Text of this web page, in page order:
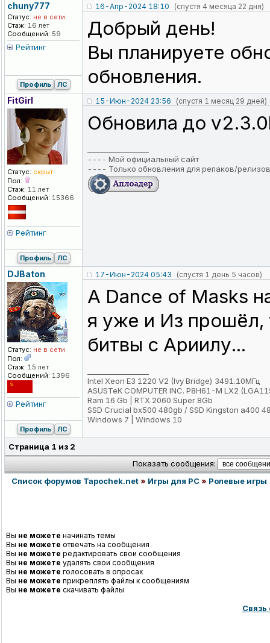
chuny777
Статус: не в сети
Стаж: 16 лет
Сообщений: 59
Рейтинг
16-Апр-2024 18:10 (спустя 4 месяца 22 дня)
Добрый день!
Вы планируете
обновления.
Профиль ЛС
FitGirl
Статус: скрыт
Пол:
Стаж: 11 лет
Сообщений: 15366
Рейтинг
15-Июн-2024 23:56 (спустя 1 месяц 29 дней)
Обновила до
---- Мой официальный сайт
---- Только обновления для репаков/релизов
Профиль ЛС
DJBaton
Статус: не в сети
Пол:
Стаж: 15 лет
Сообщений: 1396
Рейтинг
17-Июн-2024 05:43 (спустя 1 день 5 часов)
A Dance of Masks
я уже и Из прошёл,
битвы с Ариилу...
Intel Xeon E3 1220 V2 (Ivy Bridge) 3491.10МГц
ASUSTeK COMPUTER INC. P8H61-M LX2
Ram 16 Gb | RTX 2060 Super 8Gb
SSD Crucial bx500 480gb / SSD Kingston a400
Windows 7 | Windows 10
Профиль ЛС
Страница 1 из 2
Показать сообщения:
Список форумов Tapochek.net» Игры для PC» Ролевые игры
Вы не можете начинать темы
Вы не можете отвечать на сообщения
Вы не можете редактировать свои сообщения
Вы не можете удалять свои сообщения
Вы не можете голосовать в опросах
Вы не можете прикреплять файлы к сообщениям
Вы не можете скачивать файлы